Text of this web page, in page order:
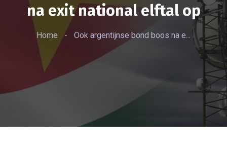
na exit national elftal op
Home - Ook argentijnse bond boos na e...